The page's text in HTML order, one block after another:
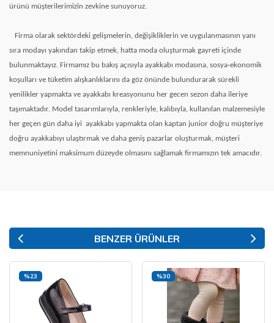
ürünü müşterilerimizin zevkine sunuyoruz.
Firma olarak sektördeki gelişmelerin, değişikliklerin ve uygulanmasının yanı
sıra modayı yakından takip etmek, hatta moda oluşturmak gayreti içinde
bulunmaktayız. Firmamız bu bakış açısıyla ayakkabı modasına, sosya-ekonomik
koşulları ve tüketim alışkanlıklarını da göz önünde bulundurarak sürekli
yenilikler yapmakta ve ayakkabı kreasyonunu her gecen sezon daha ileriye
taşımaktadır. Model tasarımlarıyla, renkleriyle, kalıbıyla, kullanılan malzemesiyle
her geçen gün daha iyi ayakkabı yapmakta olan kaptan junior doğru müşteriye
doğru ayakkabıyı ulaştırmak ve daha geniş pazarlar oluşturmak, müşteri
memnuniyetini maksimum düzeyde olmasını sağlamak firmamızın tek amacıdır.
BENZER ÜRÜNLER
%23 %30